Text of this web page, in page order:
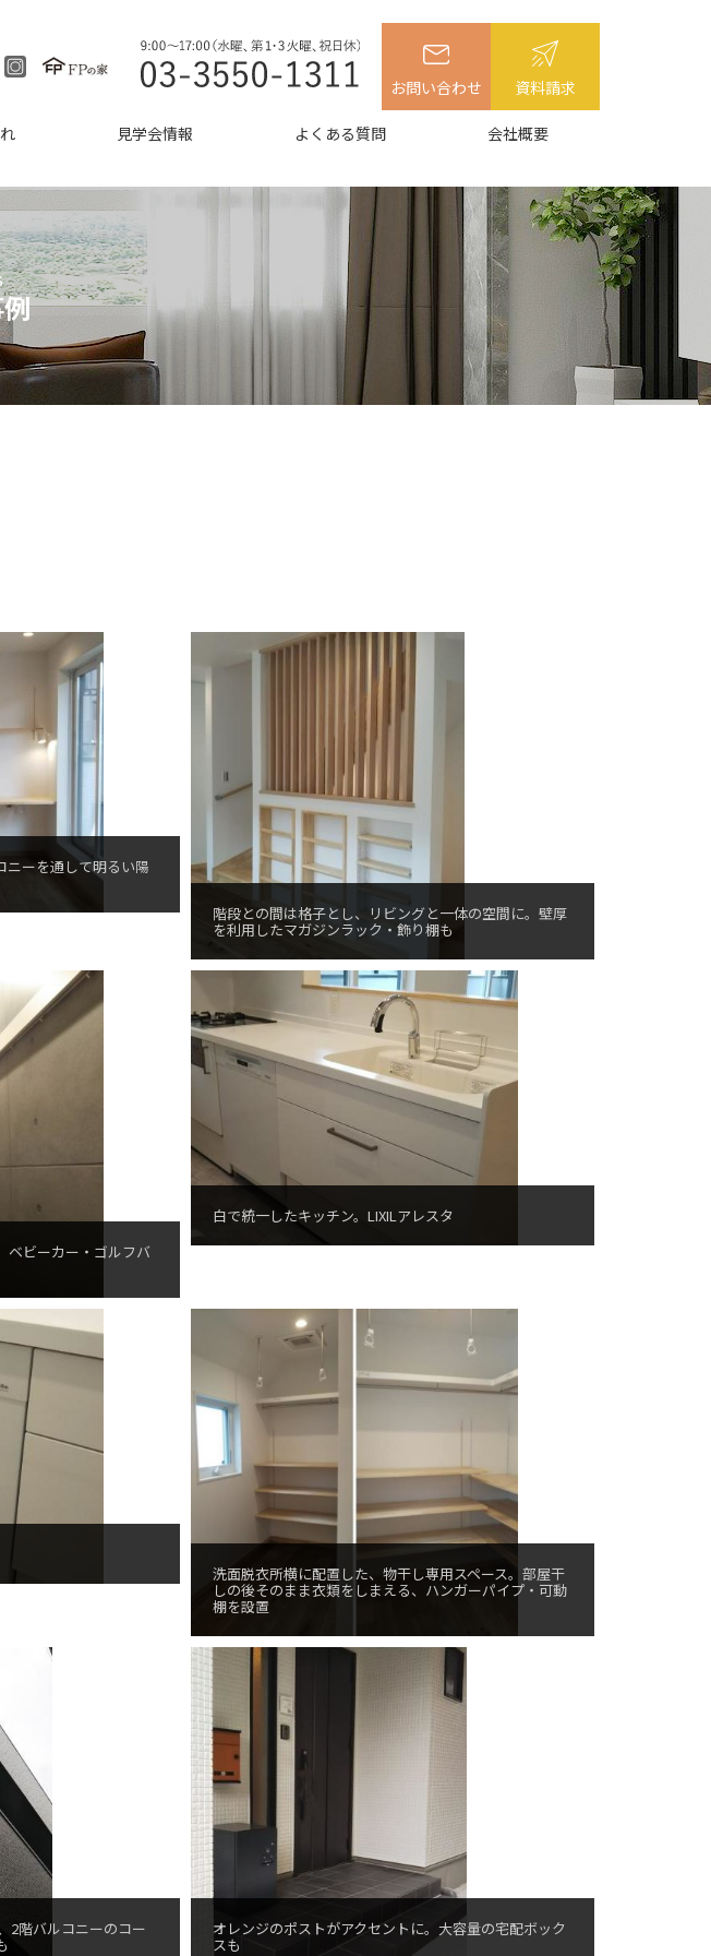
お問い合わせ 資料請求
見学会情報 よくある質問 会社概要
ニーを通して明るい陽
階段との間は格子とし、リビングと一体の空間に。壁厚
を利用したマガジンラック・飾り棚も
ベビーカー・ゴルフバ
白で統一したキッチン。LIXILアレスタ
洗面脱衣所横に配置した、物干し専用スペース。部屋干
しの後そのまま衣類をしまえる、ハンガーパイプ・可動
棚を設置
2階バルコニーのコー オレンジのポストがアクセントに。大容量の宅配ボック
スも